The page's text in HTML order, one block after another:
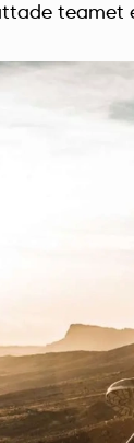
teamet